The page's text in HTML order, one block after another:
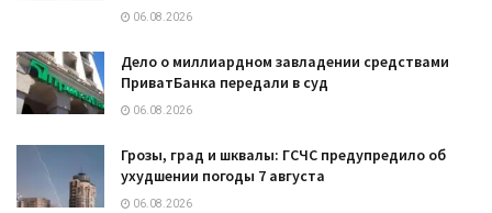
06.08.2026
Дело о миллиардном завладении средствами
ПриватБанка передали в суд
06.08.2026
Грозы, град и шквалы: ГСЧС предупредило об
ухудшении погоды 7 августа
06.08.2026